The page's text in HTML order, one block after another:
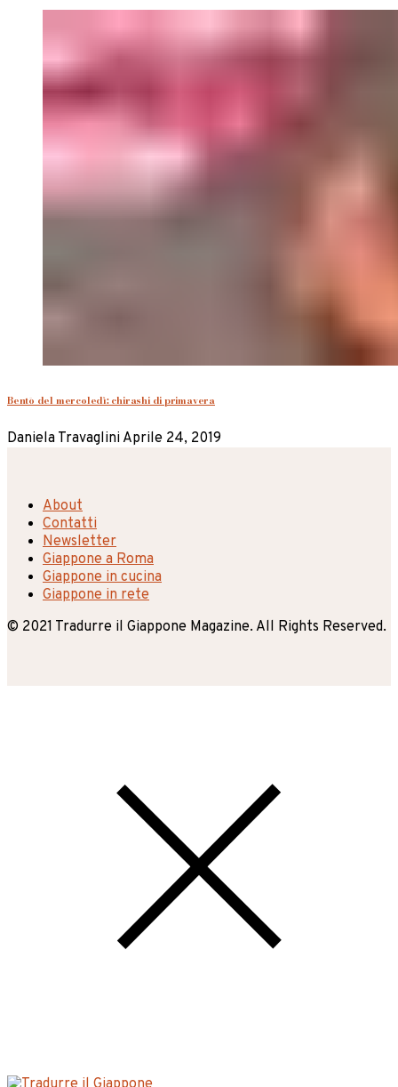
Bentō del mercoledì: chirashi di primavera
Daniela Travaglini Aprile 24, 2019
About
Contatti
Newsletter
Giappone a Roma
Giappone in cucina
Giappone in rete
© 2021 Tradurre il Giappone Magazine. All Rights Reserved.